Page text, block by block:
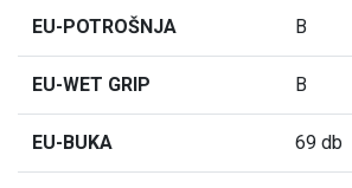
EU-POTROŠNJA B
EU-WET GRIP B
EU-BUKA 69 db